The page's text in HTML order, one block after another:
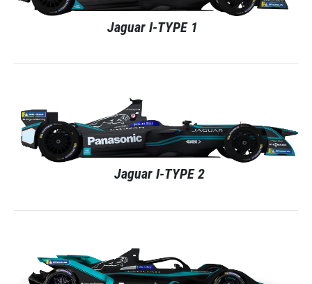
Jaguar I-TYPE 1
Jaguar I-TYPE 2